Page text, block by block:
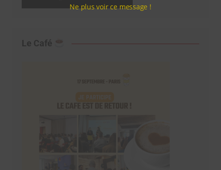
Le Café
Ne plus voir ce message !